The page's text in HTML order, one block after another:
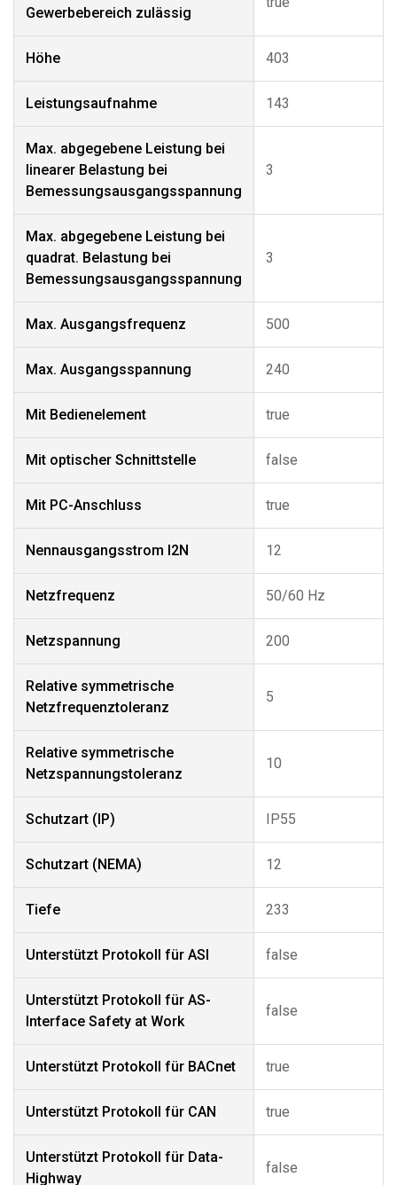
Gewerbebereich zulässig
Höhe 403
Leistungsaufnahme 143
Max. abgegebene Leistung bei
linearer Belastung bei
Bemessungsausgangsspannung
3
Max. abgegebene Leistung bei
quadrat. Belastung bei
Bemessungsausgangsspannung
3
Max. Ausgangsfrequenz 500
Max. Ausgangsspannung 240
Mit Bedienelement true
Mit optischer Schnittstelle false
Mit PC-Anschluss true
Nennausgangsstrom I2N 12
Netzfrequenz 50/60 Hz
Netzspannung 200
Relative symmetrische
Netzfrequenztoleranz
5
Relative symmetrische
Netzspannungstoleranz
10
Schutzart (IP) IP55
Schutzart (NEMA) 12
Tiefe 233
Unterstützt Protokoll für ASI false
Unterstützt Protokoll für AS-
Interface Safety at Work
false
Unterstützt Protokoll für BACnet true
Unterstützt Protokoll für CAN true
Unterstützt Protokoll für Data-
Highway
false